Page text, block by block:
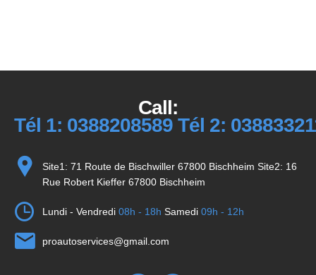
Call:
Tél 1: 0388208589 Tél 2:
Site1: 71 Route de Bischwiller 67800 Bischheim Site2: 16
Rue Robert Kieffer 67800 Bischheim
Lundi - Vendredi 08h - 18h Samedi 09h - 12h
proautoservices@gmail.com